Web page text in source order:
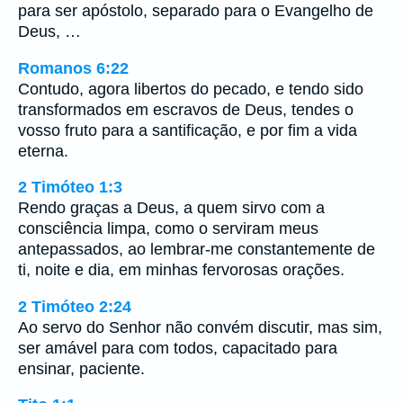
para ser apóstolo, separado para o Evangelho de
Deus, …
Romanos 6:22
Contudo, agora libertos do pecado, e tendo sido
transformados em escravos de Deus, tendes o
vosso fruto para a santificação, e por fim a vida
eterna.
2 Timóteo 1:3
Rendo graças a Deus, a quem sirvo com a
consciência limpa, como o serviram meus
antepassados, ao lembrar-me constantemente de
ti, noite e dia, em minhas fervorosas orações.
2 Timóteo 2:24
Ao servo do Senhor não convém discutir, mas sim,
ser amável para com todos, capacitado para
ensinar, paciente.